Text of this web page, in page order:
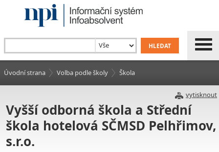
Úvodní strana Volba podle školy Škola
vytisknout
Vyšší odborná škola a Střední
škola hotelová SČMSD Pelhřimov,
s.r.o.